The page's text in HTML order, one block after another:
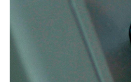
Mədəniyyət
Diaspor
Yüksəliş hekayəsi
Mədəniyyətimizin Zəfəri
Zəfər Diasporu